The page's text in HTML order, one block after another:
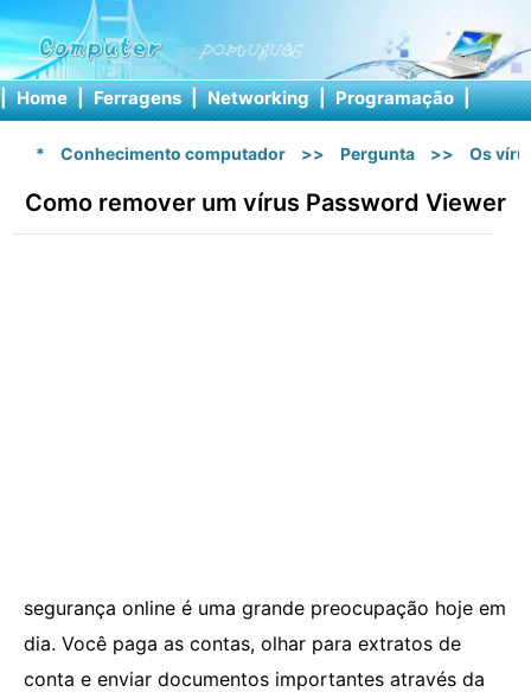
| Home | Ferragens | Networking | Programação |
* Conhecimento computador >> Pergunta >> Os
Como remover um vírus Password Viewer
segurança online é uma grande preocupação hoje em
dia. Você paga as contas, olhar para extratos de
conta e enviar documentos importantes através da